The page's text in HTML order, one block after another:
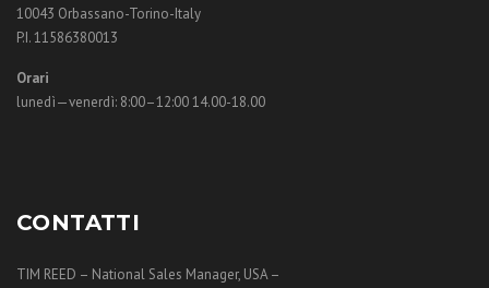
10043 Orbassano-Torino-Italy
P.I. 11586380013
Orari
lunedì—venerdì: 8:00–12:00 14.00-18.00
CONTATTI
TIM REED – National Sales Manager, USA –